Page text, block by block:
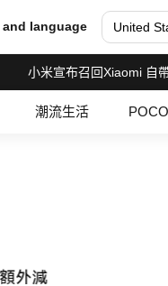
language United
小米宣布召回Xiaomi 自
潮流生活 POCO
能穿戴 |
外減